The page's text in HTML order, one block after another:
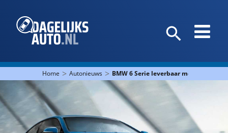
Home > Autonieuws > BMW 6 Serie leverbaar met nieuwe